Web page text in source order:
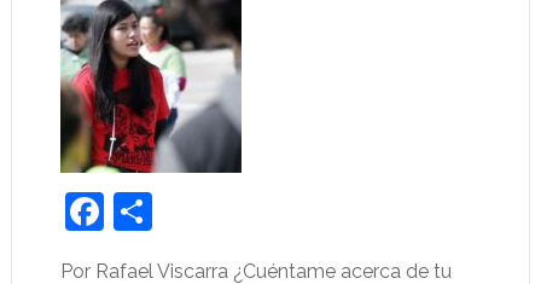
Facebook
Share
Por Rafael Viscarra ¿Cuéntame acerca de tu